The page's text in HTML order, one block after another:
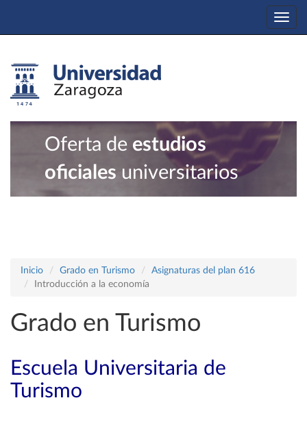
Oferta de estudios
oficiales universitarios
Inicio Grado en Turismo
Asignaturas del plan 616
Introducción a la economía
Grado en Turismo
Escuela Universitaria de
Turismo